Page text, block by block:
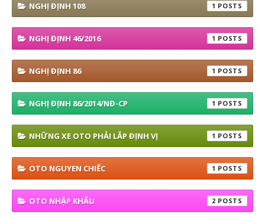
NGHỊ ĐỊNH 108 1
NGHỊ ĐỊNH 46/2016 1
NGHỊ ĐỊNH 86 1
NGHỊ ĐỊNH 86/2014/NĐ-CP 1
NHỮNG XE OTO PHẢI LẮP ĐỊNH VỊ 1
OTO NGUYEN CHIẾC 1
OTO NHẬP KHẨU 2